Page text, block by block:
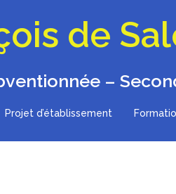
de
–
Projet d’établissement